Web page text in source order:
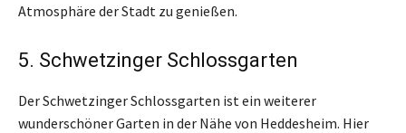
Atmosphäre der Stadt zu genießen.
5. Schwetzinger Schlossgarten
Der Schwetzinger Schlossgarten ist ein weiterer
wunderschöner Garten in der Nähe von Heddesheim. Hier